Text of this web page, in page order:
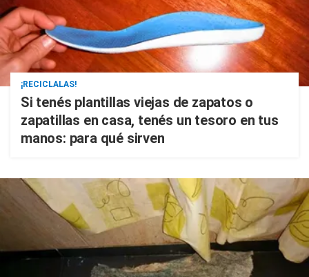
¡RECICLALAS!
Si tenés plantillas viejas de zapatos o
zapatillas en casa, tenés un tesoro en tus
manos: para qué sirven